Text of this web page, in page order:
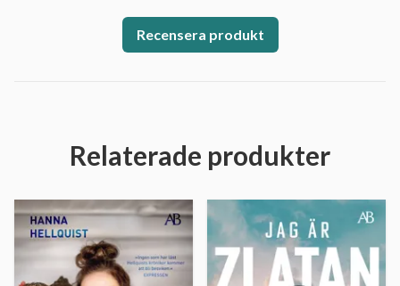
Recensera produkt
Relaterade produkter